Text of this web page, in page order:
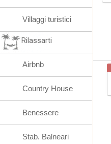
Villaggi turistici
Rilassarti
Airbnb
Country House
Benessere
Stab. Balneari